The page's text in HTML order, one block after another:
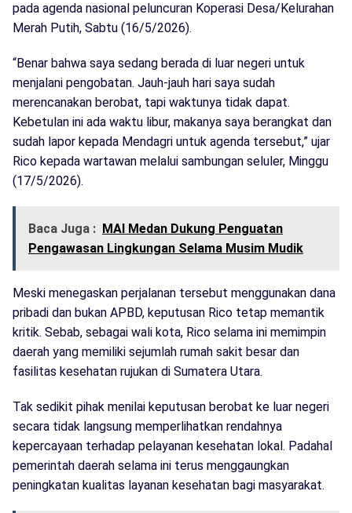
pada agenda nasional peluncuran Koperasi Desa/Kelurahan
Merah Putih, Sabtu (16/5/2026).
“Benar bahwa saya sedang berada di luar negeri untuk
menjalani pengobatan. Jauh-jauh hari saya sudah
merencanakan berobat, tapi waktunya tidak dapat.
Kebetulan ini ada waktu libur, makanya saya berangkat dan
sudah lapor kepada Mendagri untuk agenda tersebut,” ujar
Rico kepada wartawan melalui sambungan seluler, Minggu
(17/5/2026).
Baca Juga : MAI Medan Dukung Penguatan
Pengawasan Lingkungan Selama Musim Mudik
Meski menegaskan perjalanan tersebut menggunakan dana
pribadi dan bukan APBD, keputusan Rico tetap memantik
kritik. Sebab, sebagai wali kota, Rico selama ini memimpin
daerah yang memiliki sejumlah rumah sakit besar dan
fasilitas kesehatan rujukan di Sumatera Utara.
Tak sedikit pihak menilai keputusan berobat ke luar negeri
secara tidak langsung memperlihatkan rendahnya
kepercayaan terhadap pelayanan kesehatan lokal. Padahal
pemerintah daerah selama ini terus menggaungkan
peningkatan kualitas layanan kesehatan bagi masyarakat.